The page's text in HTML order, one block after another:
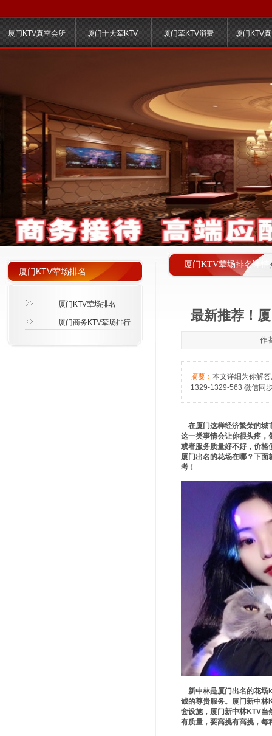
厦门KTV真空会所 厦门十大荤KTV 厦门荤KTV消费 厦门KTV
厦门KTV荤场排名详情
厦门KTV荤场排名
厦门KTV荤场排名
厦门商务KTV荤场排行 最新推荐！
作
摘要： 本文详细为你解
1329-1329-563 微信同
在厦门这样经济繁荣的城
这一类事情会让你很头疼，
或者服务质量好不好，价格
厦门出名的花场在哪？下
考！
新中林是厦门出名的花场
诚的尊贵服务。厦门新中林
套设施，厦门新中林KTV当
有质量，要高挑有高挑，每